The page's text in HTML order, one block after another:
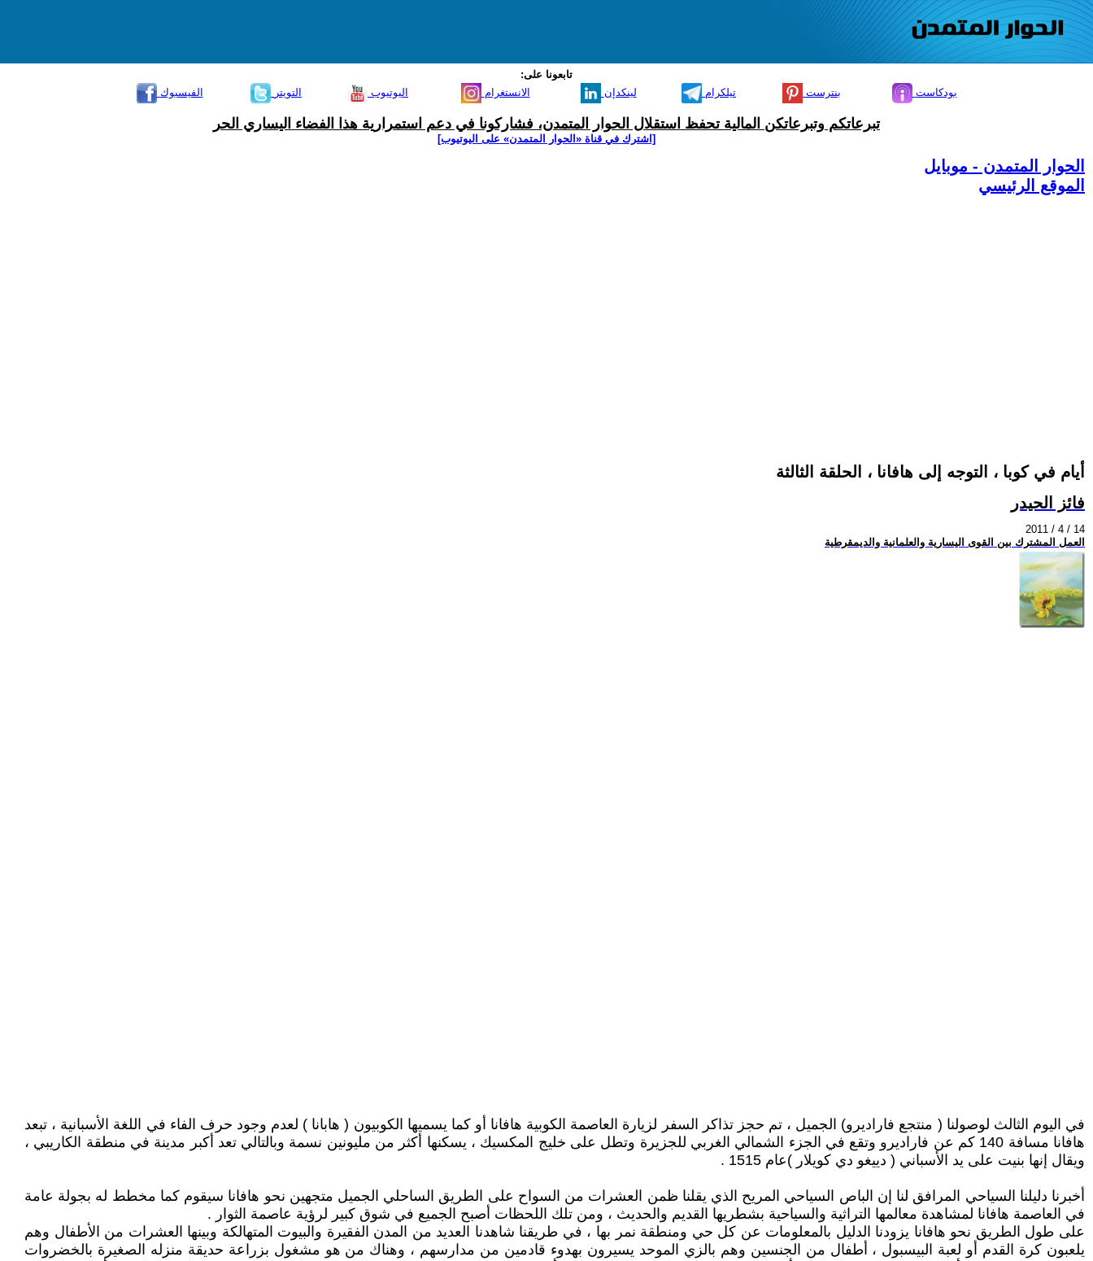
تابعونا على:
الفيسبوك
التويتر اليوتيوب الانستغرام لينكدإن تيلكرام بنترست بودكاست
تبرعاتكم وتبرعاتكن المالية تحفظ استقلال الحوار المتمدن، فشاركونا في دعم استمرارية هذا الفضاء اليساري الحر
[اشترك في قناة ‫«الحوار المتمدن» على اليوتيوب]
الحوار المتمدن - موبايل
الموقع الرئيسي
أيام في كوبا ، التوجه إلى هافانا ، الحلقة الثالثة
فائز الحيدر
2011 / 4 / 14
العمل المشترك بين القوى اليسارية والعلمانية والديمقرطية
في اليوم الثالث لوصولنا ( منتجع فاراديرو) الجميل ، تم حجز تذاكر السفر لزيارة العاصمة الكوبية هافانا أو كما يسميها الكوبيون ( هابانا ) لعدم وجود حرف الفاء في اللغة الأسبانية ، تبعد
هافانا مسافة 140 كم عن فاراديرو وتقع في الجزء الشمالي الغربي للجزيرة وتطل على خليج المكسيك ، يسكنها أكثر من مليونين نسمة وبالتالي تعد أكبر مدينة في منطقة الكاريبي ،
ويقال إنها بنيت على يد الأسباني ( دييغو دي كويلار )عام 1515 .
أخبرنا دليلنا السياحي المرافق لنا إن الباص السياحي المريح الذي يقلنا ظمن العشرات من السواح على الطريق الساحلي الجميل متجهين نحو هافانا سيقوم كما مخطط له بجولة عامة
في العاصمة هافانا لمشاهدة معالمها التراثية والسياحية بشطريها القديم والحديث ، ومن تلك اللحظات أصبح الجميع في شوق كبير لرؤية عاصمة الثوار .
على طول الطريق نحو هافانا يزودنا الدليل بالمعلومات عن كل حي ومنطقة نمر بها ، في طريقنا شاهدنا العديد من المدن الفقيرة والبيوت المتهالكة وبينها العشرات من الأطفال وهم
يلعبون كرة القدم أو لعبة البيسبول ، أطفال من الجنسين وهم بالزي الموحد يسيرون بهدوء قادمين من مدارسهم ، وهناك من هو مشغول بزراعة حديقة منزله الصغيرة بالخضروات